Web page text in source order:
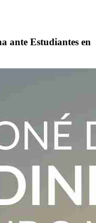
ante Estudiantes en